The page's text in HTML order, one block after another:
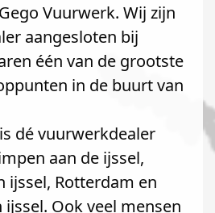
Vuurwerk. Wij zijn
aangesloten bij
één van de grootste
in de buurt van
dé vuurwerkdealer
aan de ijssel,
ijssel, Rotterdam en
ijssel. Ook veel mensen